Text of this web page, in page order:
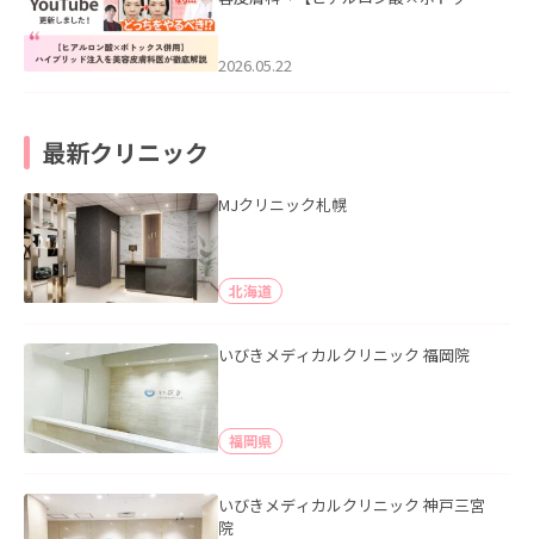
た。
2026.05.22
最新クリニック
MJクリニック札幌
北海道
いびきメディカルクリニック 福岡院
福岡県
いびきメディカルクリニック 神戸三宮
院